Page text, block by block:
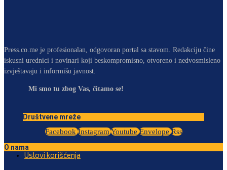
Press.co.me je profesionalan, odgovoran portal sa stavom. Redakciju čine
iskusni urednici i novinari koji beskompromisno, otvoreno i nedvosmisleno
izvještavaju i informišu javnost.
Mi smo tu zbog Vas, čitamo se!
Društvene mreže
Facebook Instagram Youtube Envelope Rss
O nama
Uslovi korišćenja